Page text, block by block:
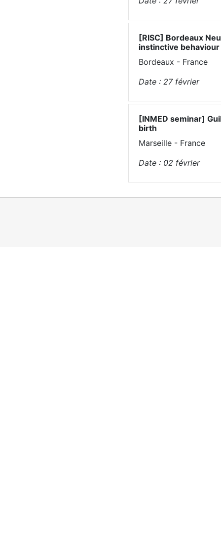
[RISC] Bordeaux
instinctive
Bordeaux - France
Date : 27 février
[INMED seminar]
birth
Marseille - France
Date : 02 février